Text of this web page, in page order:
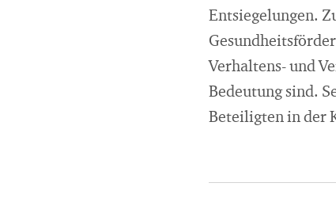
Entsiegelungen.
Verhaltens- und
Bedeutung sind.
Beteiligten in der